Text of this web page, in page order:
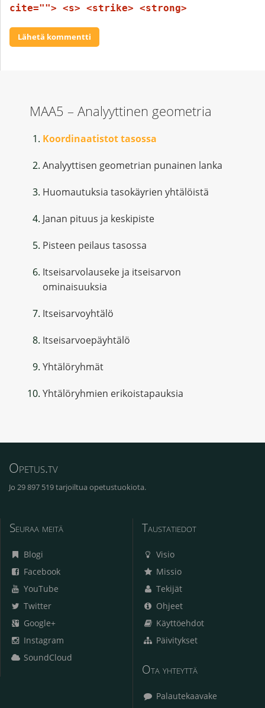
cite=""> <s> <strike> <strong>
MAA5 – Analyyttinen geometria
Koordinaatistot tasossa
Analyyttisen geometrian punainen lanka
Huomautuksia tasokäyrien yhtälöistä
Janan pituus ja keskipiste
Pisteen peilaus tasossa
Itseisarvolauseke ja itseisarvon
ominaisuuksia
Itseisarvoyhtälö
Itseisarvoepäyhtälö
Yhtälöryhmät
Yhtälöryhmien erikoistapauksia
Opetus.tv
Jo 29 897 519 tarjoiltua opetustuokiota.
Seuraa meitä
Blogi
Facebook
YouTube
Twitter
Google+
Instagram
SoundCloud
Taustatiedot
Visio
Missio
Tekijät
Ohjeet
Käyttöehdot
Päivitykset
Ota yhteyttä
Palautekaavake